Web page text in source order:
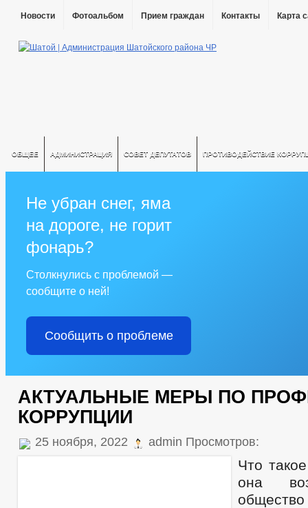
Новости Фотоальбом Прием граждан Контакты Карта
ОБЩЕЕ АДМИНИСТРАЦИЯ СОВЕТ ДЕПУТАТОВ ПРОТИВОДЕЙСТВИЕ
Не убран снег, яма
на дороге, не горит
фонарь?
Столкнулись с проблемой —
сообщите о ней!
Сообщить о проблеме
АКТУАЛЬНЫЕ МЕРЫ ПО
КОРРУПЦИИ
25 ноября, 2022 admin Просмотров:
Что
она
общество